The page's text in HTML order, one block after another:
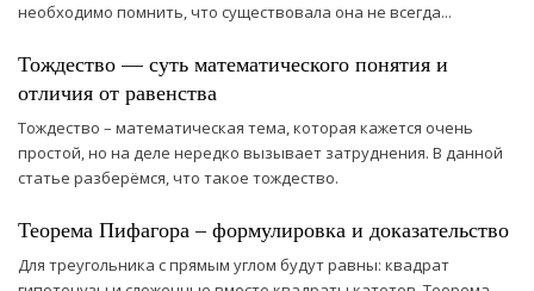
необходимо помнить, что существовала она не всегда...
Тождество — суть математического понятия и
отличия от равенства
Тождество – математическая тема, которая кажется очень
простой, но на деле нередко вызывает затруднения. В данной
статье разберёмся, что такое тождество.
Теорема Пифагора – формулировка и доказательство
Для треугольника с прямым углом будут равны: квадрат